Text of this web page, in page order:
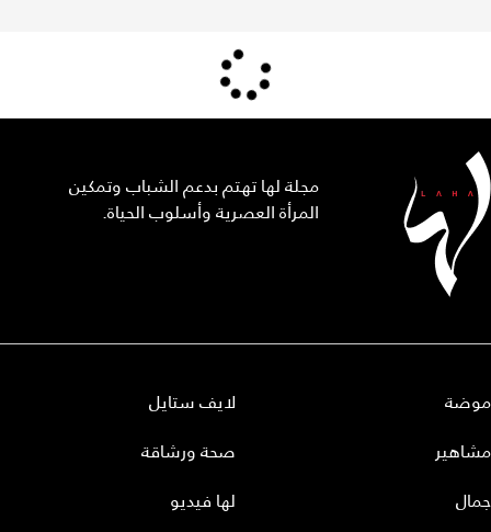
مجلة لها تهتم بدعم الشباب وتمكين
المرأة العصرية وأسلوب الحياة.
موضة
مشاهير
جمال
لايف ستايل
صحة ورشاقة
لها فيديو